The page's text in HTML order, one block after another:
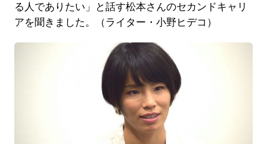
る人でありたい」と話す松本さんのセカンドキャリ
アを聞きました。（ライター・小野ヒデコ）